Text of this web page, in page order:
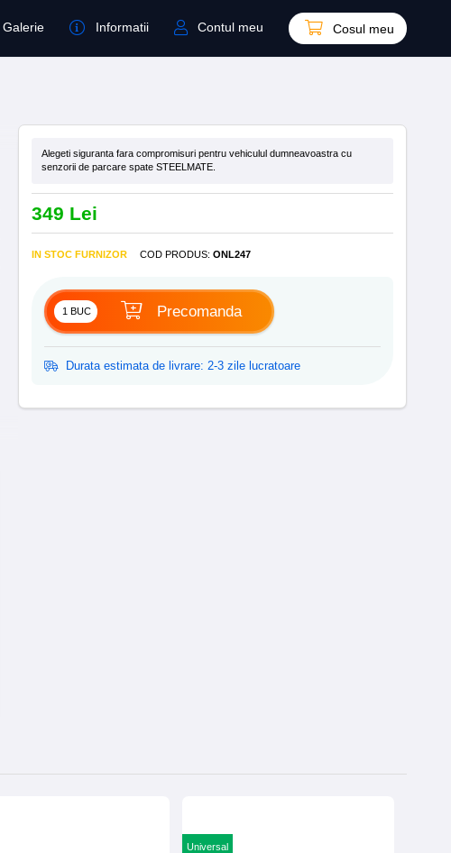
Galerie Informatii Contul meu Cosul meu
Alegeti siguranta fara compromisuri pentru vehiculul dumneavoastra cu
senzorii de parcare spate STEELMATE.
349 Lei
IN STOC FURNIZOR COD PRODUS: ONL247
Precomanda
Durata estimata de livrare: 2-3 zile lucratoare
Universal